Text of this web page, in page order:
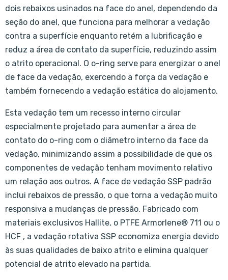
dois rebaixos usinados na face do anel, dependendo da
seção do anel, que funciona para melhorar a vedação
contra a superfície enquanto retém a lubrificação e
reduz a área de contato da superfície, reduzindo assim
o atrito operacional. O o-ring serve para energizar o anel
de face da vedação, exercendo a força da vedação e
também fornecendo a vedação estática do alojamento.
Esta vedação tem um recesso interno circular
especialmente projetado para aumentar a área de
contato do o-ring com o diâmetro interno da face da
vedação, minimizando assim a possibilidade de que os
componentes de vedação tenham movimento relativo
um relação aos outros. A face de vedação SSP padrão
inclui rebaixos de pressão, o que torna a vedação muito
responsiva a mudanças de pressão. Fabricado com
materiais exclusivos Hallite, o PTFE Armorlene® 711 ou o
HCF , a vedação rotativa SSP economiza energia devido
às suas qualidades de baixo atrito e elimina qualquer
potencial de atrito elevado na partida.